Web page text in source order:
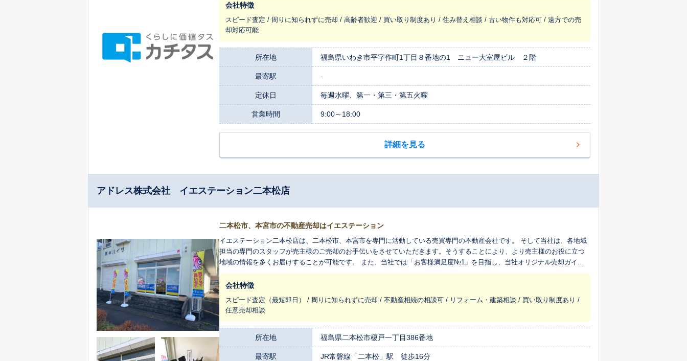
会社特徴
スピード査定 / 周りに知られずに売却 / 高齢者歓迎 / 買い取り制度あり / 住み替え相談 / 古い物件も対応可 / 遠方での売
却対応可能
所在地 福島県いわき市平字作町1丁目８番地の1 ニュー大室屋ビル ２階
最寄駅 -
定休日 毎週水曜、第一・第三・第五火曜
営業時間 9:00～18:00
詳細を見る
アドレス株式会社 イエステーション二本松店
二本松市、本宮市の不動産売却はイエステーション
イエステーション二本松店は、二本松市、本宮市を専門に活動している売買専門の不動産会社です。 そして当社は、各地域
担当の専門のスタッフが売主様のご売却のお手伝いをさせていただきます。そうすることにより、より売主様のお役に立つ
地域の情報を多くお届けすることが可能です。 また、当社では「お客様満足度№1」を目指し、当社オリジナル売却ガイド
を使って、より丁寧な分かり易い説明を心がけています。
会社特徴
スピード査定（最短即日） / 周りに知られずに売却 / 不動産相続の相談可 / リフォーム・建築相談 / 買い取り制度あり /
任意売却相談
所在地 福島県二本松市榎戸一丁目386番地
最寄駅 JR常磐線「二本松」駅 徒歩16分